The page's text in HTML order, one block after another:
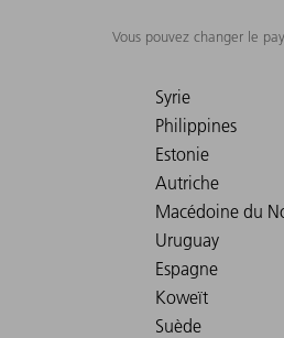
Vous pouvez changer le